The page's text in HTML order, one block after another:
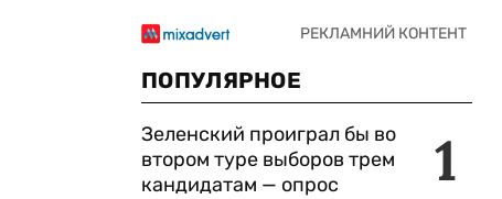
ПОПУЛЯРНОЕ
1
Зеленский проиграл бы во
втором туре выборов трем
кандидатам — опрос